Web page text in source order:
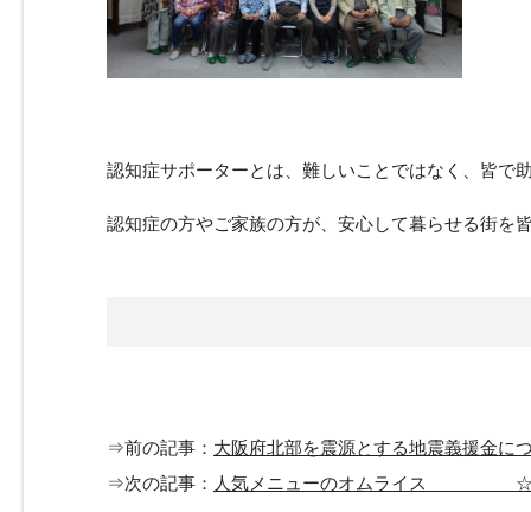
認知症サポーターとは、難しいことではなく、皆で
認知症の方やご家族の方が、安心して暮らせる街を
⇒前の記事： 大阪府北部を震源とする地震義援金に
⇒次の記事： 人気メニューのオムライス ☆